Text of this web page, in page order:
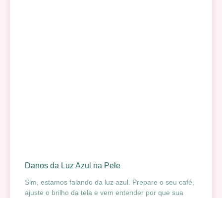
Danos da Luz Azul na Pele
Sim, estamos falando da luz azul. Prepare o seu café,
ajuste o brilho da tela e vem entender por que sua